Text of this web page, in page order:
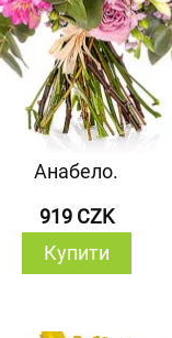
Анабело.
919 CZK
Купити